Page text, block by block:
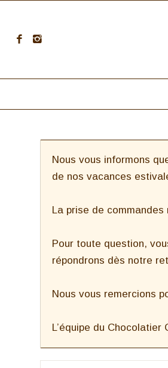
Nous vous informons
de nos vacances
La prise de
Pour toute question,
répondrons dès notre
Nous vous remercions
L’équipe du Chocolatier